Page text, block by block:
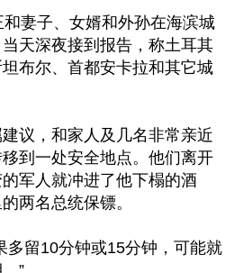
妻子、女婿和外孙在海滨城
天深夜接到报告，称土耳其
布尔、首都安卡拉和其它城
议，和家人及几名非常亲近
到一处安全地点。他们离开
军人就冲进了他下榻的酒
两名总统保镖。
多留10分钟或15分钟，可能就